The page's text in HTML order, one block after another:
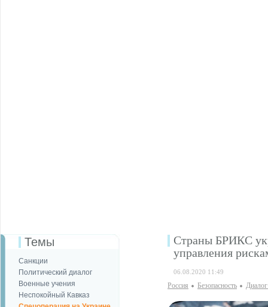
Темы
Санкции
Политический диалог
Военные учения
Неспокойный Кавказ
Страны БРИКС
управления
06.08.2020 11:49
Россия Безопаcность